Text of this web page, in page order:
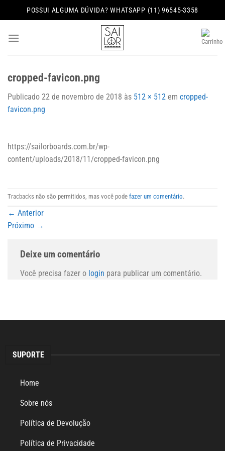
to
POSSUI ALGUMA DÚVIDA? WHATSAPP (11) 96545-3358
cropped-favicon.png
Publicado 22 de novembro de 2018 às 512 × 512 em cropped-
favicon.png
https://sailorboards.com.br/wp-
content/uploads/2018/11/cropped-favicon.png
Tracbacks não são permitidos, mas você pode fazer um comentário.
← Anterior
Próximo →
Deixe um comentário
Você precisa fazer o login para publicar um comentário.
SUPORTE
Home
Sobre nós
Política de Devolução
Política de Privacidade